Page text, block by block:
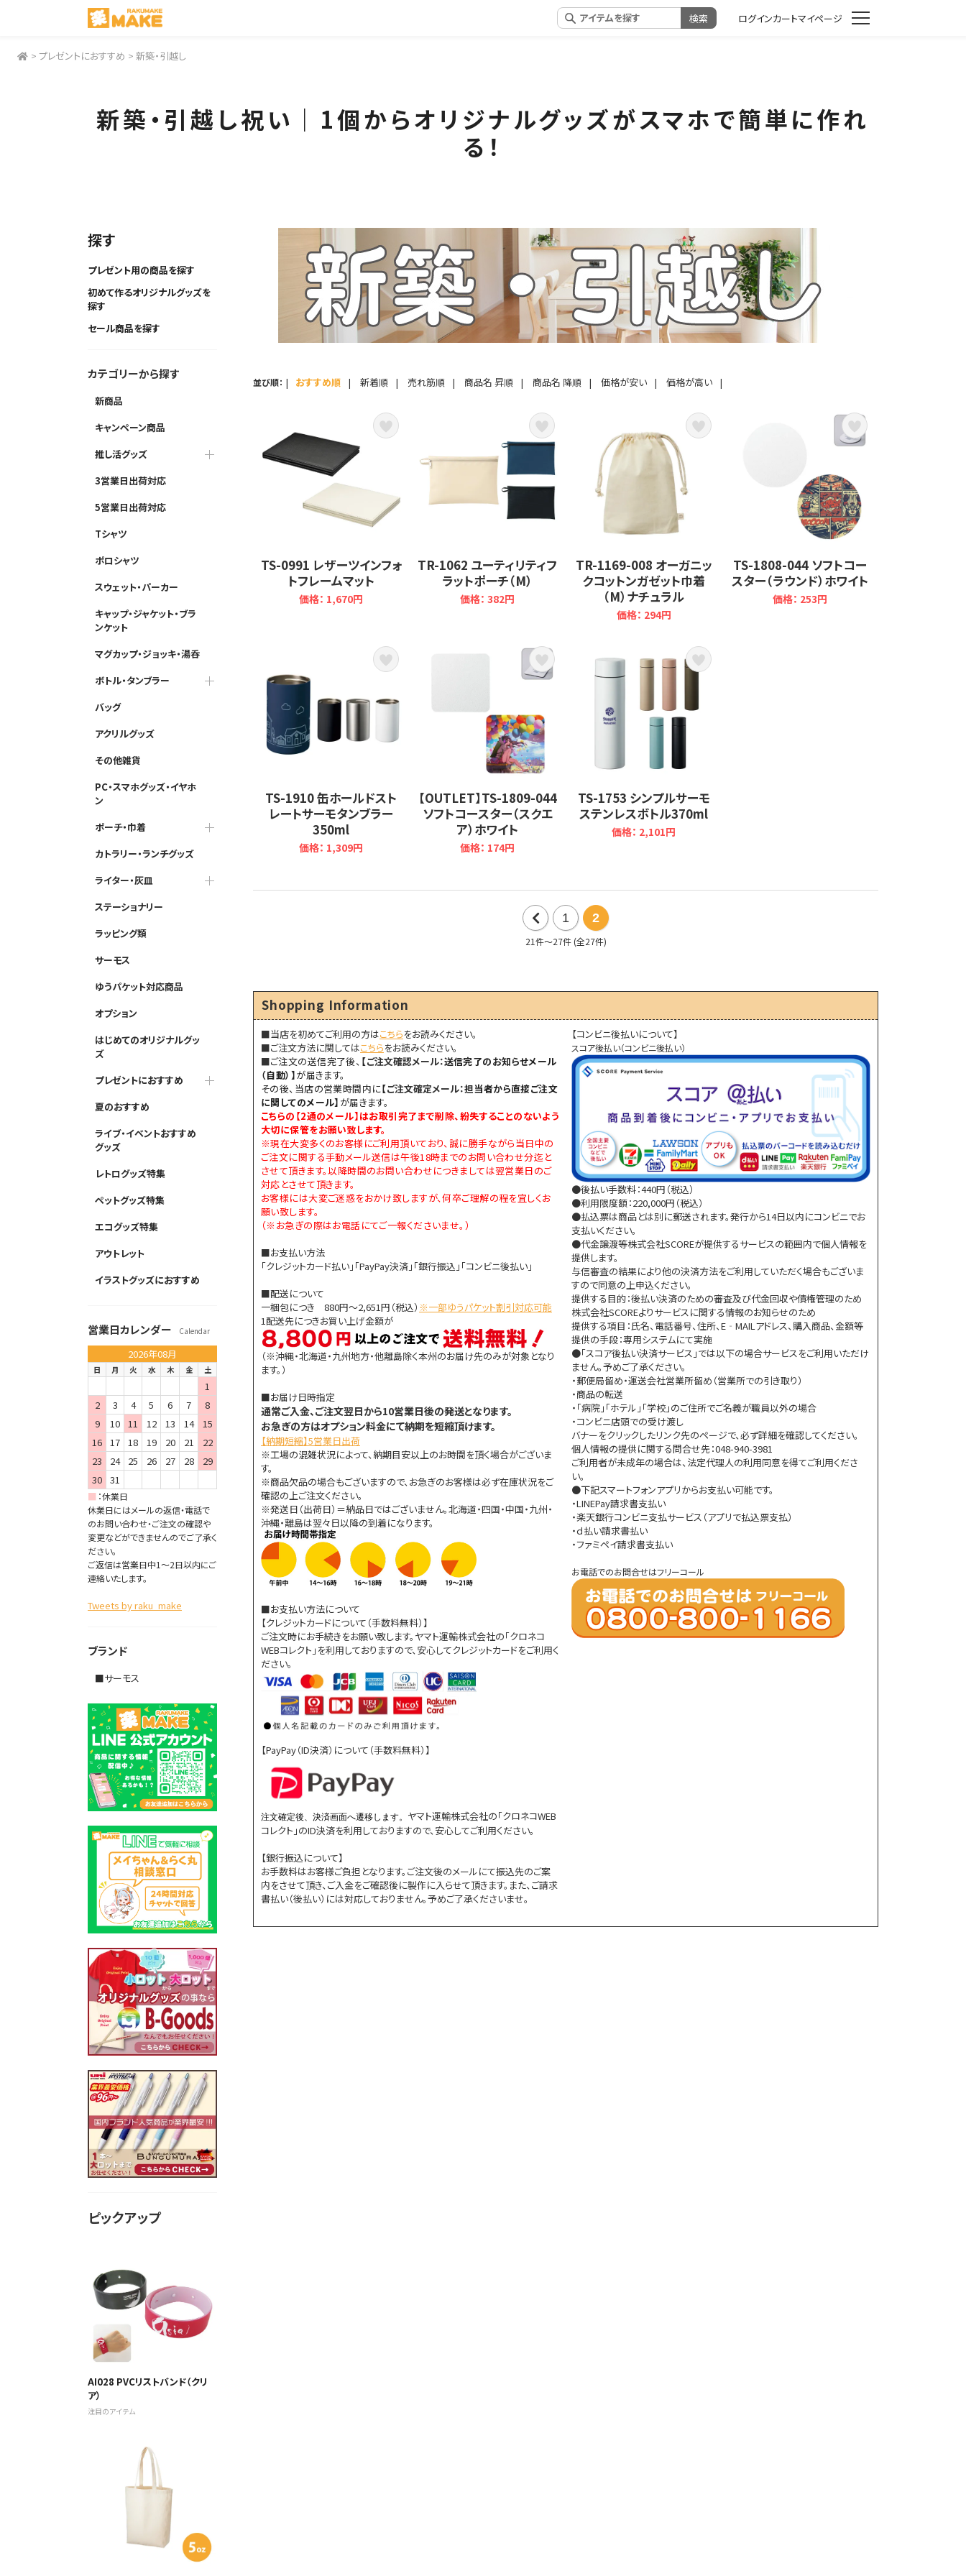
カートマイページ
> プレゼントにおすすめ > 新築・引越し
新築・引越し祝い｜1個からオリジナルグッズがスマホで簡単に作れ
る！
探す
プレゼント用の商品を探す
初めて作るオリジナルグッズを
探す
セール商品を探す
カテゴリーから探す
新商品
キャンペーン商品
推し活グッズ
3営業日出荷対応
5営業日出荷対応
Tシャツ
ポロシャツ
スウェット・パーカー
キャップ・ジャケット・ブラ
ンケット
マグカップ・ジョッキ・湯呑
ボトル・タンブラー
バッグ
アクリルグッズ
その他雑貨
PC・スマホグッズ・イヤホ
ン
ポーチ・巾着
カトラリー・ランチグッズ
ライター・灰皿
ステーショナリー
ラッピング類
サーモス
ゆうパケット対応商品
オプション
はじめてのオリジナルグッ
ズ
プレゼントにおすすめ
夏のおすすめ
ライブ・イベントおすすめ
グッズ
レトログッズ特集
ペットグッズ特集
エコグッズ特集
アウトレット
イラストグッズにおすすめ
営業日カレンダー Calendar
2026年08月
日 月 火 水 木 金 土
1
2
3 4 5 6 7
8
9
10 11 12 13 14
15
16 17 18 19 20 21
22
23
24 25 26 27 28
29
30 31
■ ：休業日
休業日にはメールの返信・電話で
のお問い合わせ・ご注文の確認や
変更などができませんのでご了承く
ださい。
ご返信は営業日中1～2日以内にご
連絡いたします。
Tweets by raku_make
ブランド
■サーモス
ピックアップ
AI028 PVCリストバンド（クリ
ア）
注目のアイテム
並び順： | おすすめ順 | 新着順 | 売れ筋順 | 商品名 昇順 | 商品名 降順 | 価格が安い | 価格が高い |
TS-0991 レザーツインフォ
トフレームマット
価格： 1,670円
TR-1062 ユーティリティフ
ラットポーチ（M）
価格： 382円
TR-1169-008 オーガニッ
クコットンガゼット巾着
（M）ナチュラル
価格： 294円
TS-1808-044 ソフトコー
スター（ラウンド）ホワイト
価格： 253円
TS-1910 缶ホールドスト
レートサーモタンブラー
350ml
価格： 1,309円
【OUTLET】TS-1809-044
ソフトコースター（スクエ
ア）ホワイト
価格： 174円
TS-1753 シンプルサーモ
ステンレスボトル370ml
価格： 2,101円
前
20
件
1 2
21件～27件 (全27件)
Shopping Information
■当店を初めてご利用の方はこちらをお読みください。
■ご注文方法に関してはこちらをお読みください。
■ご注文の送信完了後、 【ご注文確認メール：送信完了のお知らせメール
（自動）】が届きます。
その後、当店の営業時間内に【ご注文確定メール：担当者から直接ご注文
に関してのメール】 が届きます。
こちらの【2通のメール】はお取引完了まで削除、紛失することのないよう
大切に保管をお願い致します。
※現在大変多くのお客様にご利用頂いており、誠に勝手ながら当日中の
ご注文に関する手動メール送信は午後18時までのお問い合わせ分迄と
させて頂きます。以降時間のお問い合わせにつきましては翌営業日のご
対応とさせて頂きます。
お客様には大変ご迷惑をおかけ致しますが、何卒ご理解の程を宜しくお
願い致します。
（※お急ぎの際はお電話にてご一報くださいませ。）
■お支払い方法
「クレジットカード払い」「PayPay決済」「銀行振込」「コンビニ後払い」
■配送について
一梱包につき 880円～2,651円（税込） ※一部ゆうパケット割引対応可能
1配送先につきお買い上げ金額が
（※沖縄・北海道・九州地方・他離島除く本州のお届け先のみが対象となり
ます。）
■お届け日時指定
通常ご入金、ご注文翌日から10営業日後の発送となります。
お急ぎの方はオプション料金にて納期を短縮頂けます。
【納期短縮】5営業日出荷
※工場の混雑状況によって、納期目安以上のお時間を頂く場合がございま
す。
※商品欠品の場合もございますので、お急ぎのお客様は必ず在庫状況をご
確認の上ご注文ください。
※発送日（出荷日）＝納品日ではございません。北海道・四国・中国・九州・
沖縄・離島は翌々日以降の到着になります。
■お支払い方法について
【クレジットカードについて（手数料無料）】
ご注文時にお手続きをお願い致します。ヤマト運輸株式会社の「クロネコ
WEBコレクト」を利用しておりますので、安心してクレジットカードをご利用く
ださい。
【PayPay（ID決済）について（手数料無料）】
注文確定後、決済画面へ遷移します。 ヤマト運輸株式会社の「クロネコWEB
コレクト」のID決済を利用しておりますので、安心してご利用ください。
【銀行振込について】
お手数料はお客様ご負担となります。ご注文後のメールにて振込先のご案
内をさせて頂き、ご入金をご確認後に製作に入らせて頂きます。また、ご請求
書払い（後払い）には対応しておりません。予めご了承くださいませ。
【コンビニ後払いについて】
スコア後払い（コンビニ後払い）
●後払い手数料：440円（税込）
●利用限度額：220,000円（税込）
●払込票は商品とは別に郵送されます。発行から14日以内にコンビニでお
支払いください。
●代金譲渡等株式会社SCOREが提供するサービスの範囲内で個人情報を
提供します。
与信審査の結果により他の決済方法をご利用していただく場合もございま
すので同意の上申込ください。
提供する目的：後払い決済のための審査及び代金回収や債権管理のため
株式会社SCOREよりサービスに関する情報のお知らせのため
提供する項目：氏名、電話番号、住所、E‐MAILアドレス、購入商品、金額等
提供の手段：専用システムにて実施
●「スコア後払い決済サービス」では以下の場合サービスをご利用いただけ
ません。予めご了承ください。
・郵便局留め・運送会社営業所留め（営業所での引き取り）
・商品の転送
・「病院」「ホテル」「学校」のご住所でご名義が職員以外の場合
・コンビニ店頭での受け渡し
バナーをクリックしたリンク先のページで、必ず詳細を確認してください。
個人情報の提供に関する問合せ先：048-940-3981
ご利用者が未成年の場合は、法定代理人の利用同意を得てご利用くださ
い。
●下記スマートフォンアプリからお支払い可能です。
・LINEPay請求書支払い
・楽天銀行コンビニ支払サービス（アプリで払込票支払）
・ｄ払い請求書払い
・ファミペイ請求書支払い
お電話でのお問合せはフリーコール